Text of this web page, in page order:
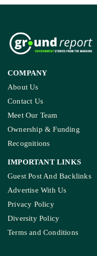
COMPANY
About Us
Contact Us
Meet Our Team
Ownership & Funding
Recognitions
IMPORTANT LINKS
Guest Post And Backlinks
Advertise With Us
Privacy Policy
Diversity Policy
Terms and Conditions